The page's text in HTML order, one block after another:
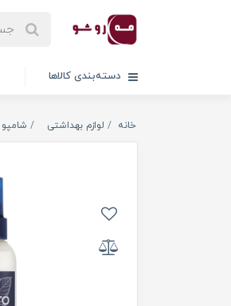
دسته‌بندی کالاها
خانه لوازم بهداشتی